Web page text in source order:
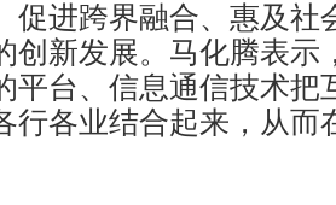
促进跨界融合、惠及社
创新发展。马化腾表示
平台、信息通信技术把
行各业结合起来，从而